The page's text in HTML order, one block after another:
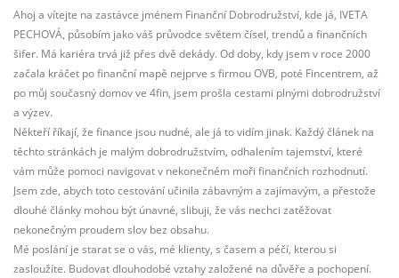
Ahoj a vítejte na zastávce jménem Finanční Dobrodružství, kde já, IVETA
PECHOVÁ, působím jako váš průvodce světem čísel, trendů a finančních
šifer. Má kariéra trvá již přes dvě dekády. Od doby, kdy jsem v roce 2000
začala kráčet po finanční mapě nejprve s firmou OVB, poté Fincentrem, až
po můj současný domov ve 4fin, jsem prošla cestami plnými dobrodružství
a výzev.
Někteří říkají, že finance jsou nudné, ale já to vidím jinak. Každý článek na
těchto stránkách je malým dobrodružstvím, odhalením tajemství, které
vám může pomoci navigovat v nekonečném moři finančních rozhodnutí.
Jsem zde, abych toto cestování učinila zábavným a zajímavým, a přestože
dlouhé články mohou být únavné, slibuji, že vás nechci zatěžovat
nekonečným proudem slov bez obsahu.
Mé poslání je starat se o vás, mé klienty, s časem a péčí, kterou si
zasloužíte. Budovat dlouhodobé vztahy založené na důvěře a pochopení.